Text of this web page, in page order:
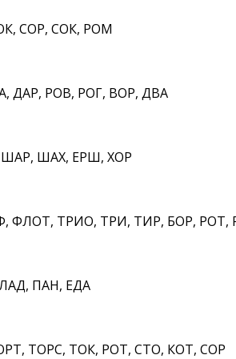
СОР, СОК, РОМ
ДАР, РОВ, РОГ, ВОР, ДВА
ШАХ, ЕРШ, ХОР
ТРИО, ТРИ, ТИР, БОР, РОТ,
ПАН, ЕДА
ТОРС, ТОК, РОТ, СТО, КОТ, СОР